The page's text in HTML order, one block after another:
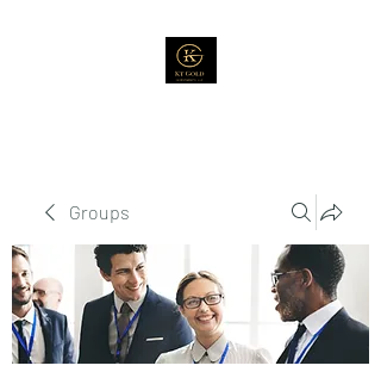
Groups